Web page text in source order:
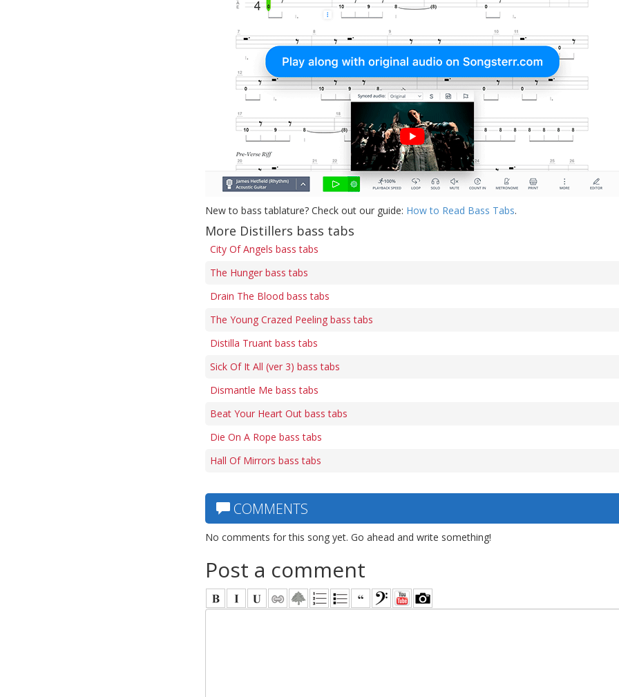
New to bass tablature? Check out our guide: How to Read Bass Tabs.
More Distillers bass tabs
City Of Angels bass tabs
The Hunger bass tabs
Drain The Blood bass tabs
The Young Crazed Peeling bass tabs
Distilla Truant bass tabs
Sick Of It All (ver 3) bass tabs
Dismantle Me bass tabs
Beat Your Heart Out bass tabs
Die On A Rope bass tabs
Hall Of Mirrors bass tabs
COMMENTS
No comments for this song yet. Go ahead and write something!
Post a comment